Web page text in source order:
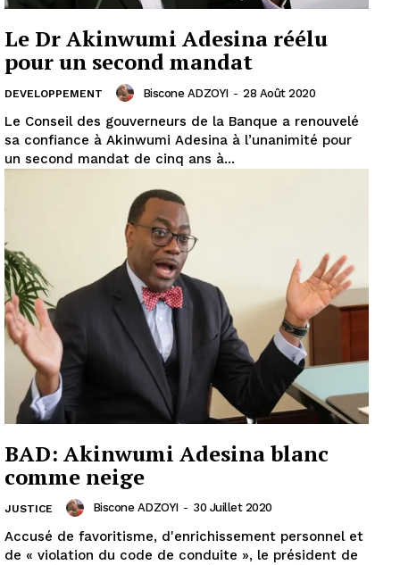
Le Dr Akinwumi Adesina réélu
pour un second mandat
DEVELOPPEMENT Biscone ADZOYI - 28 Août 2020
Le Conseil des gouverneurs de la Banque a renouvelé
sa confiance à Akinwumi Adesina à l’unanimité pour
un second mandat de cinq ans à...
BAD: Akinwumi Adesina blanc
comme neige
JUSTICE Biscone ADZOYI - 30 Juillet 2020
Accusé de favoritisme, d'enrichissement personnel et
de « violation du code de conduite », le président de